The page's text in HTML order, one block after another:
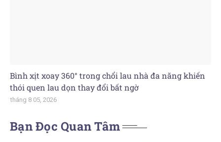
Bình xịt xoay 360° trong chổi lau nhà đa năng khiến
thói quen lau dọn thay đổi bất ngờ
tháng 8 05, 2026
Bạn Đọc Quan Tâm